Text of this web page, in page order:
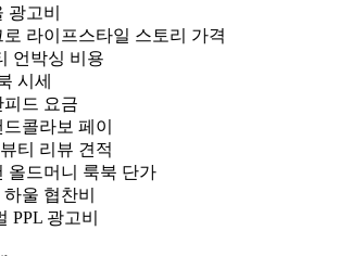
광고비
라이프스타일 스토리 가격
언박싱 비용
시세
피드 요금
콜라보 페이
티 리뷰 견적
올드머니 룩북 단가
울 협찬비
PPL 광고비